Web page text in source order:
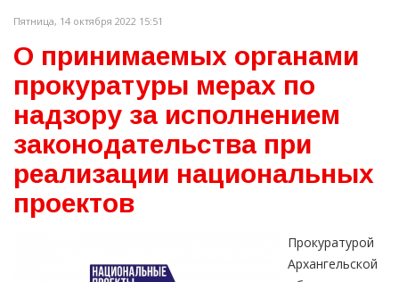
Пятница, 14 октября 2022 15:51
О принимаемых органами
прокуратуры мерах по
надзору за исполнением
законодательства при
реализации национальных
проектов
Прокуратурой
Архангельской